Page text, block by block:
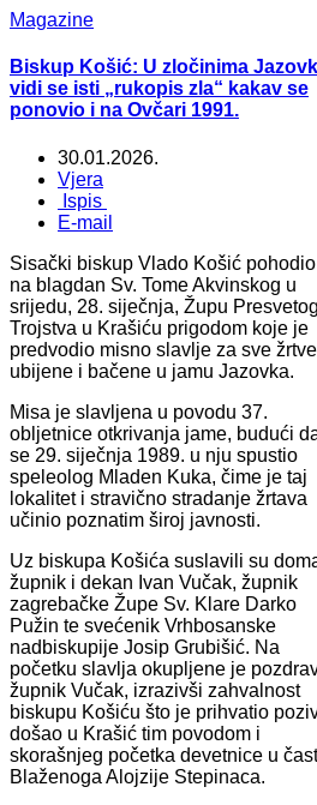
Magazine
Biskup Košić: U zločinima
vidi se isti „rukopis zla“ kakav se
ponovio i na Ovčari 1991.
30.01.2026.
Vjera
Ispis
E-mail
Sisački biskup Vlado Košić
na blagdan Sv. Tome Akvinskog u
srijedu, 28. siječnja, Župu Presvetog
Trojstva u Krašiću prigodom koje je
predvodio misno slavlje za sve žrtve
ubijene i bačene u jamu Jazovka.
Misa je slavljena u povodu 37.
obljetnice otkrivanja jame, budući
se 29. siječnja 1989. u nju spustio
speleolog Mladen Kuka, čime je taj
lokalitet i stravično stradanje žrtava
učinio poznatim široj javnosti.
Uz biskupa Košića suslavili su
župnik i dekan Ivan Vučak, župnik
zagrebačke Župe Sv. Klare Darko
Pužin te svećenik Vrhbosanske
nadbiskupije Josip Grubišić. Na
početku slavlja okupljene je
župnik Vučak, izrazivši zahvalnost
biskupu Košiću što je prihvatio
došao u Krašić tim povodom i
skorašnjeg početka devetnice u čast
Blaženoga Alojzije Stepinaca.